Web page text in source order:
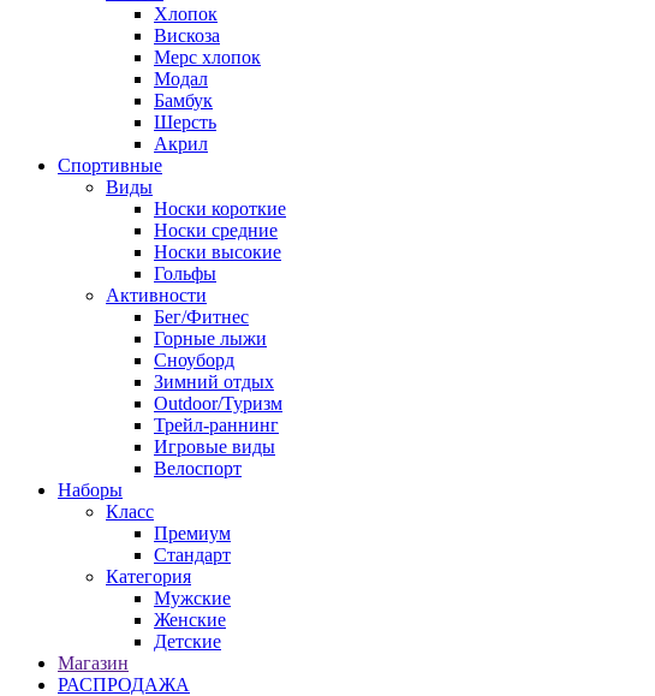
Хлопок
Вискоза
Мерс хлопок
Модал
Бамбук
Шерсть
Акрил
Спортивные
Виды
Носки короткие
Носки средние
Носки высокие
Гольфы
Активности
Бег/Фитнес
Горные лыжи
Сноуборд
Зимний отдых
Outdoor/Туризм
Трейл-раннинг
Игровые виды
Велоспорт
Наборы
Класс
Премиум
Стандарт
Категория
Мужские
Женские
Детские
Магазин
РАСПРОДАЖА